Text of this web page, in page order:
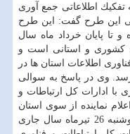
تفكیك اطلاعاتی جمع آوری
این طرح گفت: این طرح
ماه سال 1395 آغاز شده و تا پایان خرداد ماه سال
طرح كشوری و استانی است و
اطلاعات استان ها در
وی در پاسخ به سوالی
با ادارات كل ارتباطات و
نماینده از سوی استان
ها جهت همكاری با ناظر طرح، در روز دوشنبه 26 تیرماه سال جاری